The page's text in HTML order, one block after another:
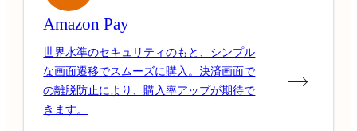
Amazon Pay
世界水準のセキュリティのもと、シンプル
な画面遷移でスムーズに購入。決済画面で
の離脱防止により、購入率アップが期待で
きます。